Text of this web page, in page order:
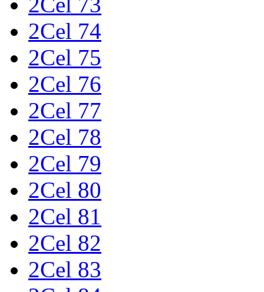
2Cel 74
2Cel 75
2Cel 76
2Cel 77
2Cel 78
2Cel 79
2Cel 80
2Cel 81
2Cel 82
2Cel 83